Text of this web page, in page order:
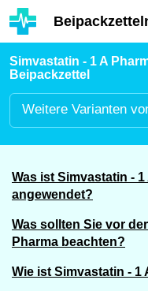
Hauptinhalt
Simvastatin - 1 A
Beipackzettel
Weitere Varianten
Was ist Simvastatin -
angewendet?
Was sollten Sie vor
Pharma beachten?
Wie ist Simvastatin - 1